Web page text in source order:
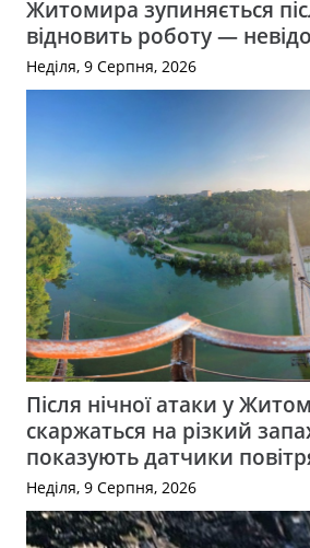
Житомира зупиняється
відновить роботу —
Неділя, 9 Серпня, 2026
Після нічної атаки у
скаржаться на різкий
показують датчики
Неділя, 9 Серпня, 2026